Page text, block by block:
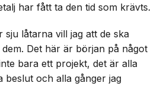
har fått ta den tid som krävts.
låtarna vill jag att de ska
Det här är början på något
bara ett projekt, det är alla
beslut och alla gånger jag